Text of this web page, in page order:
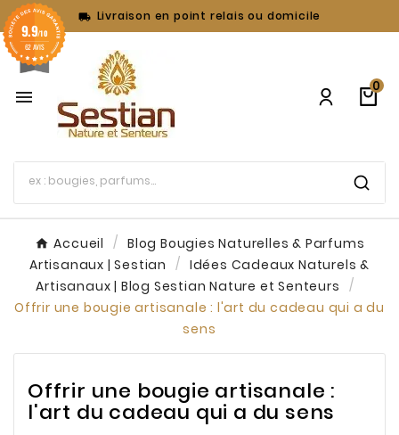
 Livraison en point relais ou domicile

0
Accueil
Blog Bougies Naturelles & Parfums
Artisanaux | Sestian
Idées Cadeaux Naturels &
Artisanaux | Blog Sestian Nature et Senteurs
Offrir une bougie artisanale : l'art du cadeau qui a du
sens
Offrir une bougie artisanale :
l'art du cadeau qui a du sens
9.9/10
62 AVIS